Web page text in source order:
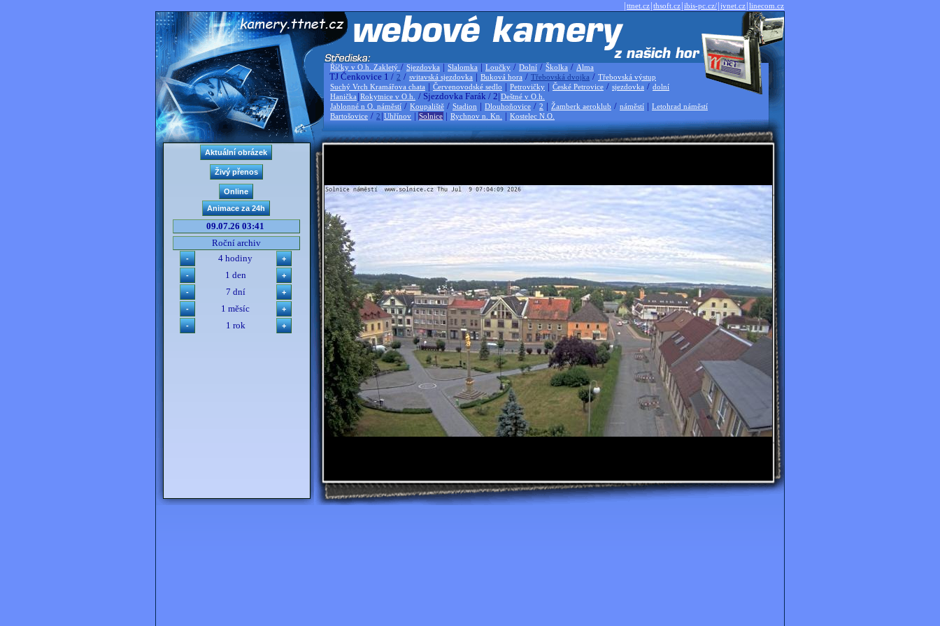
|ttnet.cz|thsoft.cz|ibis-pc.cz/|jvnet.cz|linecom.cz
Říčky v O.h. Zakletý / Sjezdovka | Slalomka | Loučky / Dolní / Školka / Alma
TJ Čenkovice 1 / 2 / svitavská sjezdovka | Buková hora / Třebovská dvojka / Třebovská výstup
Suchý Vrch Kramářova chata | Červenovodské sedlo | Petrovičky | České Petrovice / sjezdovka / dolní
Hanička |Rokytnice v O.h. / Sjezdovka Farák / 2|Deštné v O.h.
Jablonné n O. náměstí / Koupaliště / Stadion | Dlouhoňovice / 2 | Žamberk aeroklub / náměstí | Letohrad náměstí
Bartošovice / 2 |Uhřínov | Solnice | Rychnov n. Kn. | Kostelec N.O.
09.07.26 03:41
Roční archiv
4 hodiny
1 den
7 dní
1 měsíc
1 rok